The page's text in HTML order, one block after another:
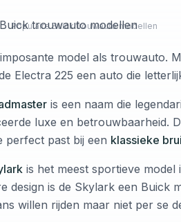
Populaire Buick trouwauto modellen
model als trouwauto.
Electra 225 een auto die
is een naam die
luxe en betrouwbaarheid.
perfect past bij een klassieke
is het meest sportieve
design is de Skylark een Buick
willen rijden maar niet per se